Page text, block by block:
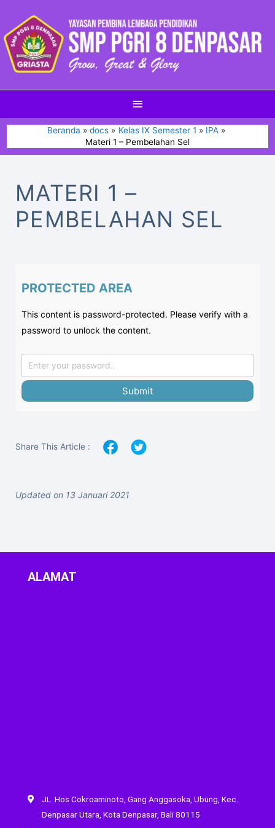
Beranda docs Kelas IX Semester 1
IPA
Materi 1 – Pembelahan Sel
MATERI 1 –
PEMBELAHAN SEL
PROTECTED AREA
This content is password-protected. Please verify with a
password to unlock the content.
Submit
Share This Article :
Updated on 13 Januari 2021
ALAMAT
JL. Hos Cokroaminoto, Gang Anggasoka, Ubung, Kec.
Denpasar Utara, Kota Denpasar, Bali 80115